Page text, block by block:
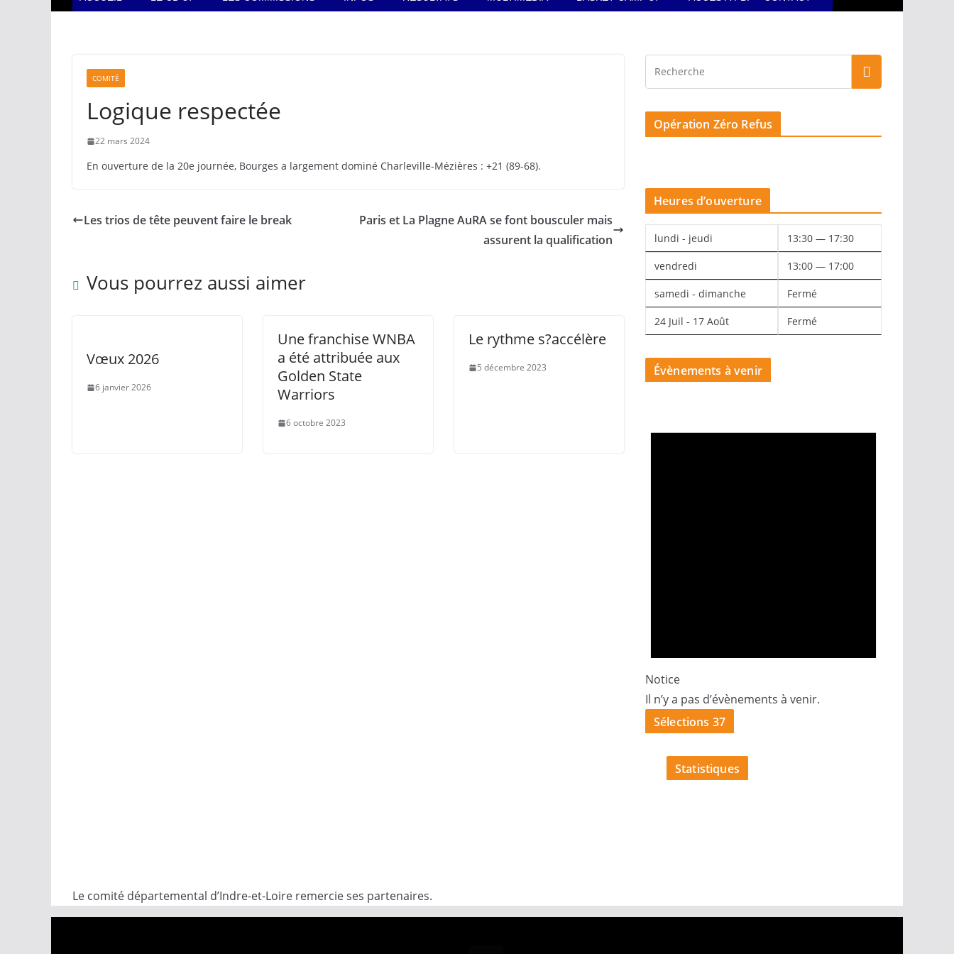
COMITÉ
Logique respectée
22 mars 2024
En ouverture de la 20e journée, Bourges a largement dominé Charleville-Mézières : +21 (89-68).
Les trios de tête peuvent faire le break
Paris et La Plagne AuRA se font bousculer mais
assurent la qualification
Vous pourrez aussi aimer
Vœux 2026
6 janvier 2026
Une franchise WNBA
a été attribuée aux
Golden State
Warriors
6 octobre 2023
Le rythme s?accélère
5 décembre 2023
Opération Zéro Refus
Heures d’ouverture
lundi - jeudi 13:30 — 17:30
vendredi 13:00 — 17:00
samedi - dimanche Fermé
24 Juil - 17 Août Fermé
Évènements à venir
Notice
Il n’y a pas d’évènements à venir.
Sélections 37
Statistiques
Le comité départemental d’Indre-et-Loire remercie ses partenaires.